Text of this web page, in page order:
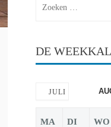
DE
JULI
MA DI WO